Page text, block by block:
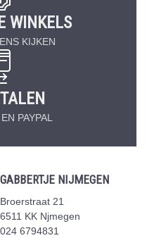
WINKELS
KIJKEN
PAYPAL
GABBERTJE NIJMEGEN
Broerstraat 21
6511 KK Njmegen
024 6794831